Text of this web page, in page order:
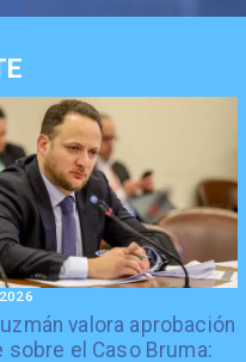
valora aprobación
sobre el Caso Bruma: